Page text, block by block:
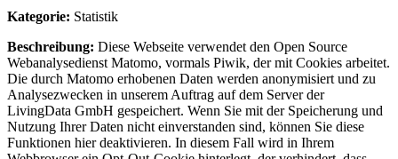
Kategorie: Statistik
Beschreibung: Diese Webseite verwendet den Open Source
Webanalysedienst Matomo, vormals Piwik, der mit Cookies arbeitet.
Die durch Matomo erhobenen Daten werden anonymisiert und zu
Analysezwecken in unserem Auftrag auf dem Server der
LivingData GmbH gespeichert. Wenn Sie mit der Speicherung und
Nutzung Ihrer Daten nicht einverstanden sind, können Sie diese
Funktionen hier deaktivieren. In diesem Fall wird in Ihrem